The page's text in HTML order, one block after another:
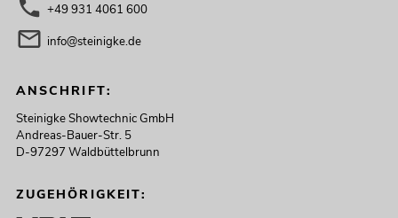
+49 931 4061 600
info@steinigke.de
ANSCHRIFT:
Steinigke Showtechnic GmbH
Andreas-Bauer-Str. 5
D-97297 Waldbüttelbrunn
ZUGEHÖRIGKEIT: